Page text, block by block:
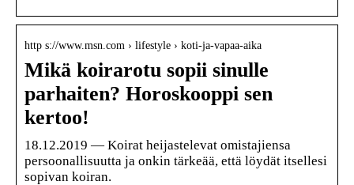
http s://www.msn.com › lifestyle › koti-ja-vapaa-aika
Mikä koirarotu sopii sinulle
parhaiten? Horoskooppi sen
kertoo!
18.12.2019 — Koirat heijastelevat omistajiensa
persoonallisuutta ja onkin tärkeää, että löydät itsellesi
sopivan koiran.